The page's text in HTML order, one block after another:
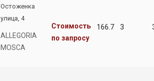
Остоженка
улица, 4
ALLEGORIA
MOSCA
Стоимость
по запросу
166.7 3